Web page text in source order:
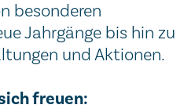
besonderen
Jahrgänge bis hin zu
und Aktionen.
freuen: